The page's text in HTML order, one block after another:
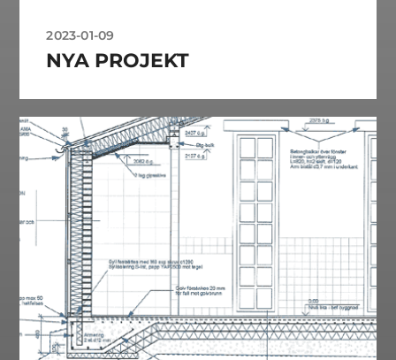
2023-01-09
NYA PROJEKT